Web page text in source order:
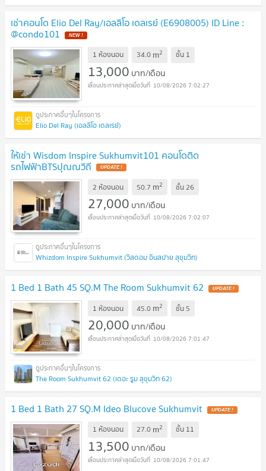
เช่าคอนโด Elio Del Ray/เอลลิโอ เดลเรย์ (E6908005) ID Line :
@condo101
1 ห้องนอน 34.0 m2 ชั้น 1
13,000 บาท/เดือน
10/08/2026 7:02:27
Elio Del Ray (เอลลิโอ เดลเรย์)
ให้เช่า Wisdom Inspire Sukhumvit101 คอนโดติด
รถไฟฟ้าBTSปุณณวิถี
2 ห้องนอน 50.7 m2 ชั้น26
27,000 บาท/เดือน
10/08/2026 7:02:07
Whizdom Inspire Sukhumvit (วิสดอม อินสปาย สุขุมวิท)
1 Bed 1 Bath 45 SQ.M The Room Sukhumvit 62
1 ห้องนอน 45.0 m2 ชั้น 5
20,000 บาท/เดือน
10/08/2026 7:01:47
The Room Sukhumvit 62 (เดอะ รูม สุขุมวิท 62)
1 Bed 1 Bath 27 SQ.M Ideo Blucove Sukhumvit
1 ห้องนอน 27.0 m2 ชั้น 11
13,500 บาท/เดือน
10/08/2026 7:01:47